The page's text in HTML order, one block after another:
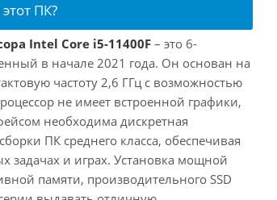
ПК?
Intel Core i5-11400F – это 6-
в начале 2021 года. Он основан на
частоту 2,6 ГГц с возможностью
не имеет встроенной графики,
необходима дискретная
ПК среднего класса, обеспечивая
задачах и играх. Установка мощной
памяти, производительного SSD